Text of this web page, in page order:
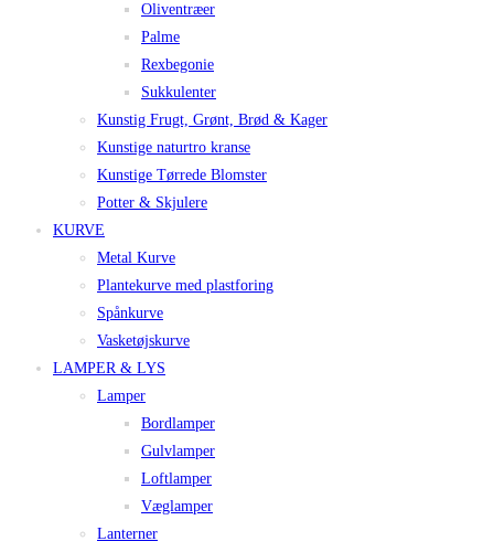
Oliventræer
Palme
Rexbegonie
Sukkulenter
Kunstig Frugt, Grønt, Brød & Kager
Kunstige naturtro kranse
Kunstige Tørrede Blomster
Potter & Skjulere
KURVE
Metal Kurve
Plantekurve med plastforing
Spånkurve
Vasketøjskurve
LAMPER & LYS
Lamper
Bordlamper
Gulvlamper
Loftlamper
Væglamper
Lanterner